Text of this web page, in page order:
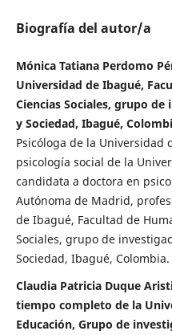
Biografía del autor/a
Mónica Tatiana Perdomo
Universidad de Ibagué,
Ciencias Sociales, grupo de
y Sociedad, Ibagué,
Psicóloga de la Universidad
psicología social de la
candidata a doctora en
Autónoma de Madrid,
de Ibagué, Facultad de
Sociales, grupo de
Sociedad, Ibagué, Colombia.
Claudia Patricia Duque
tiempo completo de la
Educación, Grupo de